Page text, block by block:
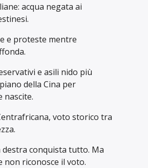
acqua negata ai
e proteste mentre
e asili nido più
della Cina per
nascite.
voto storico tra
destra conquista tutto. Ma
non riconosce il voto.